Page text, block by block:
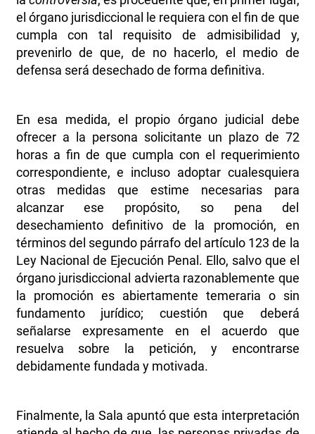
el órgano jurisdiccional le requiera con el fin de que
cumpla con tal requisito de admisibilidad y,
prevenirlo de que, de no hacerlo, el medio de
defensa será desechado de forma definitiva.
En esa medida, el propio órgano judicial debe
ofrecer a la persona solicitante un plazo de 72
horas a fin de que cumpla con el requerimiento
correspondiente, e incluso adoptar cualesquiera
otras medidas que estime necesarias para
alcanzar ese propósito, so pena del
desechamiento definitivo de la promoción, en
términos del segundo párrafo del artículo 123 de la
Ley Nacional de Ejecución Penal. Ello, salvo que el
órgano jurisdiccional advierta razonablemente que
la promoción es abiertamente temeraria o sin
fundamento jurídico; cuestión que deberá
señalarse expresamente en el acuerdo que
resuelva sobre la petición, y encontrarse
debidamente fundada y motivada.
Finalmente, la Sala apuntó que esta interpretación